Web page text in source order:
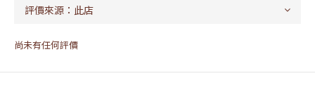
尚未有任何評價